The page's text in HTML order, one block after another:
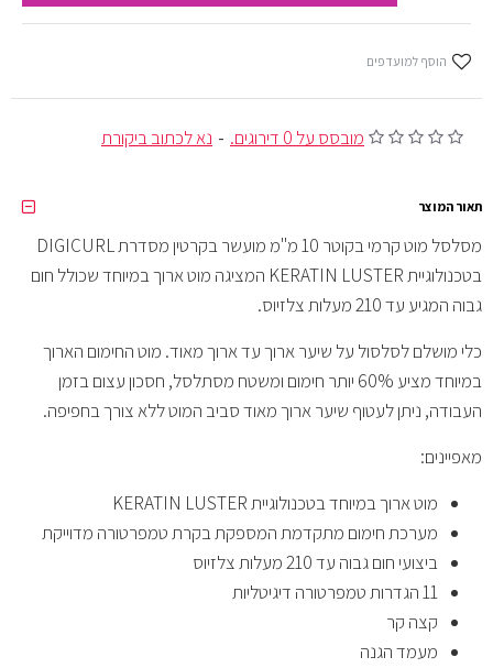
מובסס על 0 דירוגים. - נא לכתוב ביקורת
הוסף למועדפים
תאור המוצר
מסלסל מוט קרמי בקוטר 10 מ"מ מועשר בקרטין מסדרת DIGICURL
בטכנולוגיית KERATIN LUSTER המציגה מוט ארוך במיוחד שכולל חום
גבוה המגיע עד 210 מעלות צלזיוס.
כלי מושלם לסלסול על שיער ארוך עד ארוך מאוד. מוט החימום הארוך
במיוחד מציע 60% יותר חימום ומשטח מסתלסל, חסכון עצום בזמן
העבודה, ניתן לעטוף שיער ארוך מאוד סביב המוט ללא צורך בחפיפה.
מאפיינים:
מוט ארוך במיוחד בטכנולוגיית KERATIN LUSTER
מערכת חימום מתקדמת המספקת בקרת טמפרטורה מדוייקת
ביצועי חום גבוה עד 210 מעלות צלזיוס
11 הגדרות טמפרטורה דיגיטליות
קצה קר
מעמד הגנה